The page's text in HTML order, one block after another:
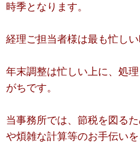
時季となります。
経理ご担当者様は最も忙しい
年末調整は忙しい上に、処
がちです。
当事務所では、節税を図る
や煩雑な計算等のお手伝い